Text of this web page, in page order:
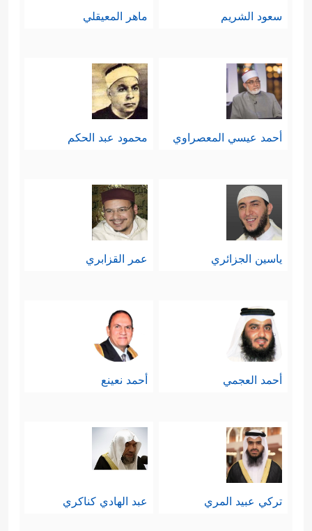
سعود الشريم ماهر المعيقلي
أحمد عيسي المعصراوي محمود عبد الحكم
ياسين الجزائري عمر القزابري
أحمد العجمي أحمد نعينع
تركي عبيد المري عبد الهادي كناكري